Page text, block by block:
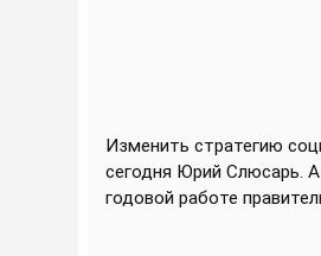
Изменить стратегию
сегодня Юрий Слюсарь.
годовой работе